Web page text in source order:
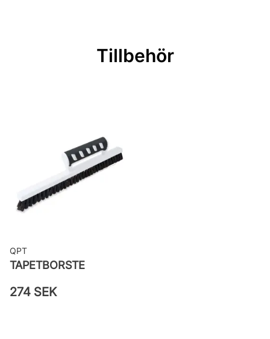
Mönsterrepetition: 53 cm
Leverantörens artikelnummer: 4706
Tillbehör
QPT
TAPETBORSTE
274 SEK